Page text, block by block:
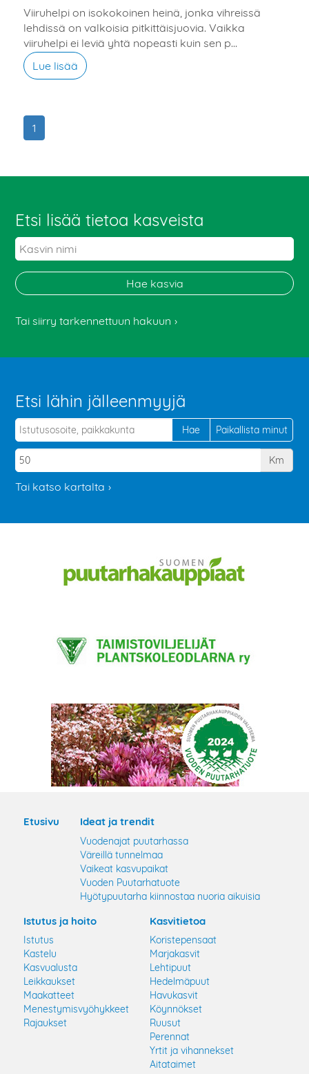
Viiruhelpi on isokokoinen heinä, jonka vihreissä
lehdissä on valkoisia pitkittäisjuovia. Vaikka
viiruhelpi ei leviä yhtä nopeasti kuin sen p...
Lue lisää
1
Etsi lisää tietoa kasveista
Tai siirry tarkennettuun hakuun
Etsi lähin jälleenmyyjä
Km
Tai katso kartalta
Etusivu Ideat ja trendit
Vuodenajat puutarhassa
Väreillä tunnelmaa
Vaikeat kasvupaikat
Vuoden Puutarhatuote
Hyötypuutarha kiinnostaa nuoria aikuisia
Istutus ja hoito
Istutus
Kastelu
Kasvualusta
Leikkaukset
Maakatteet
Menestymisvyöhykkeet
Rajaukset
Kasvitietoa
Koristepensaat
Marjakasvit
Lehtipuut
Hedelmäpuut
Havukasvit
Köynnökset
Ruusut
Perennat
Yrtit ja vihannekset
Aitataimet